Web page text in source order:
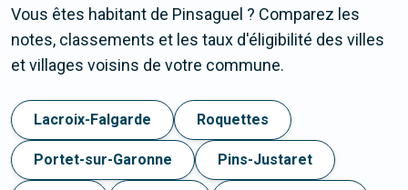
Vous êtes habitant de Pinsaguel ? Comparez les
notes, classements et les taux d'éligibilité des villes
et villages voisins de votre commune.
Lacroix-Falgarde Roquettes
Portet-sur-Garonne Pins-Justaret